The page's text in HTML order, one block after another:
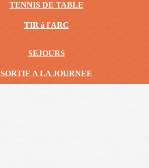
TENNIS DE TABLE
TIR à l'ARC
SEJOURS
SORTIE A LA JOURNEE